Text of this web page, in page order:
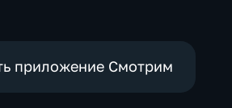
приложение Смотрим